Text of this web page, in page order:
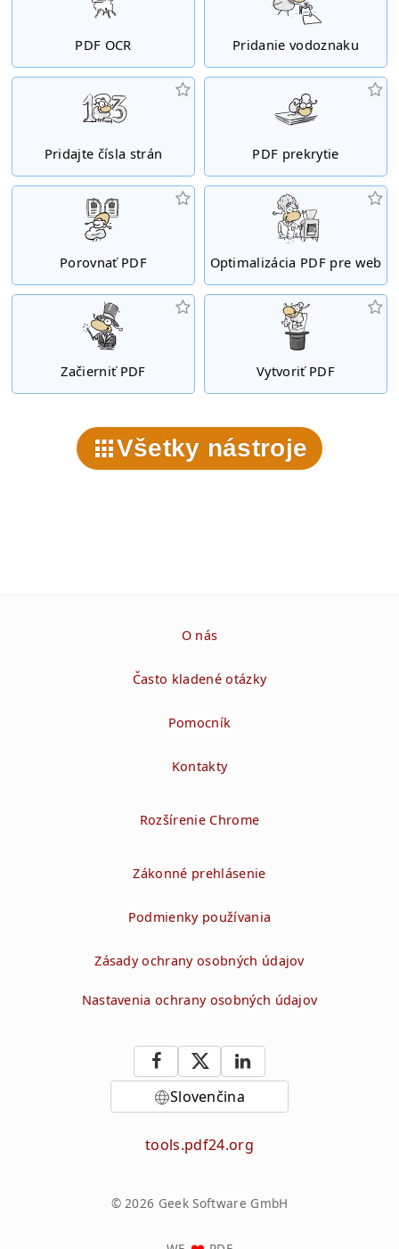
PDF OCR Pridanie vodoznaku
Pridajte čísla strán PDF prekrytie
Porovnať PDF Optimalizácia PDF pre web
Začierniť PDF Vytvoriť PDF
Všetky nástroje
O nás
Často kladené otázky
Pomocník
Kontakty
Rozšírenie Chrome
Zákonné prehlásenie
Podmienky používania
Zásady ochrany osobných údajov
Nastavenia ochrany osobných údajov
Slovenčina
tools.pdf24.org
© 2026 Geek Software GmbH